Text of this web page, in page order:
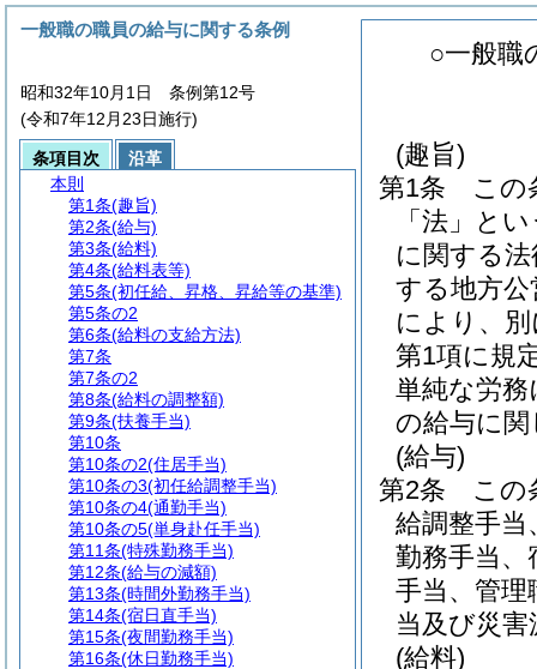
○一般職
(趣旨)
第1条
この
「法」と
に関する法
する地方公
により、
第1項に規
単純な労
の給与に
(給与)
第2条
この
給調整手当
勤務手当、
手当、管理
当及び災
(給料)
一般職の職員の給与に関する条例
昭和32年10月1日 条例第12号
(令和7年12月23日施行)
条項目次
沿革
本則
第1条(趣旨)
第2条(給与)
第3条(給料)
第4条(給料表等)
第5条(初任給、昇格、昇給等の基準)
第5条の2
第6条(給料の支給方法)
第7条
第7条の2
第8条(給料の調整額)
第9条(扶養手当)
第10条
第10条の2(住居手当)
第10条の3(初任給調整手当)
第10条の4(通勤手当)
第10条の5(単身赴任手当)
第11条(特殊勤務手当)
第12条(給与の減額)
第13条(時間外勤務手当)
第14条(宿日直手当)
第15条(夜間勤務手当)
第16条(休日勤務手当)